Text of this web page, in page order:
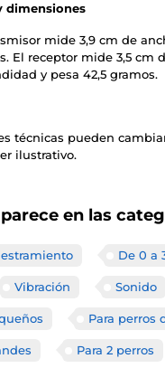
dimensiones
mide 3,9 cm de
El receptor mide 3,5 cm
y pesa 42,5 gramos.
técnicas pueden
ilustrativo.
en las
De 0 a
Vibración Sonido
Para perros
Para 2 perros